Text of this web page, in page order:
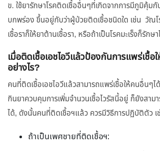
ข. ใช้ยารักษาโรคติดเชื้ออื่นๆที่เกิดจากการมีภูมิคุ้มกั
บกพร่อง ขึ้นอยู่กับว่าผู้ป่วยติดเชื้อชนิดใด เช่น วัณ
เชื้อราก็ให้ยาต้านเชื้อรา, หรือถ้าเป็นโรคมะเร็งก็รักษ
เมื่อติดเชื้อเอชไอวีแล้วป้องกันการแพร่เชื้อ
อย่างไร?
คนที่ติดเชื้อเอชไอวีแล้วสามารถแพร่เชื้อให้คนอื่นๆ
กินยาควบคุมการเพิ่มจำนวนเชื้อไวรัสนี้อยู่ ก็ยังสาม
ได้, ดังนั้นคนที่ติดเชื้อฯแล้ว ควรมีวิธีการปฏิบัติตัว เ
ถ้าเป็นเพศชายที่ติดเชื้อฯ: